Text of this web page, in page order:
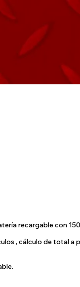
recargable con
, cálculo de total a